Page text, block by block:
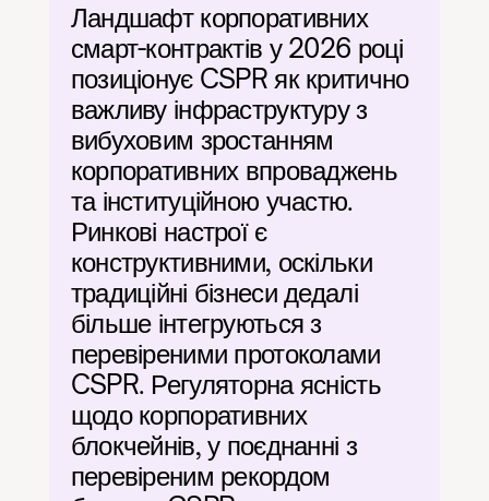
Ландшафт корпоративних
смарт-контрактів у 2026 році
позиціонує CSPR як критично
важливу інфраструктуру з
вибуховим зростанням
корпоративних впроваджень
та інституційною участю.
Ринкові настрої є
конструктивними, оскільки
традиційні бізнеси дедалі
більше інтегруються з
перевіреними протоколами
CSPR. Регуляторна ясність
щодо корпоративних
блокчейнів, у поєднанні з
перевіреним рекордом